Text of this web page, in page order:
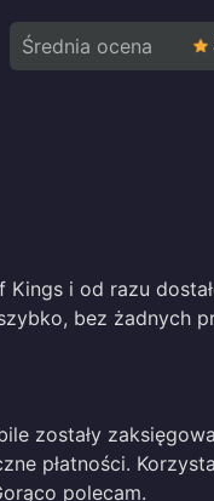
Średnia ocena
Kings i od razu
bez żadnych
zostały
płatności.
polecam.